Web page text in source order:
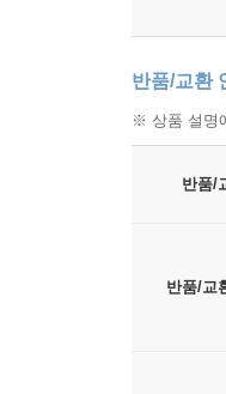
반품/교환
※ 상품 설명
반품/
반품/교